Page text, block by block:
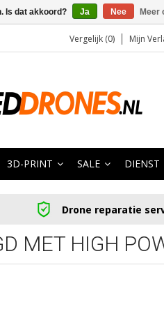
Vergelijk (0) Mijn
3D-PRINT SALE DIENST
Drone reparatie
MET HIGH
Is dat akkoord? Ja Nee Meer